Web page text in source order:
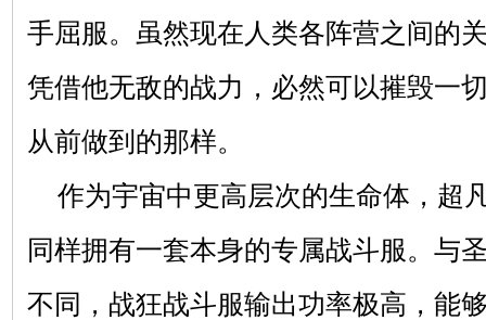
手屈服。虽然现在人类各阵营之间的
凭借他无敌的战力，必然可以摧毁一
从前做到的那样。
作为宇宙中更高层次的生命体，超
同样拥有一套本身的专属战斗服。与
不同，战狂战斗服输出功率极高，能